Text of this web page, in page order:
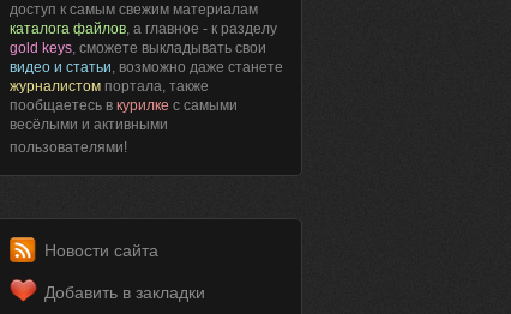
доступ к самым свежим материалам
каталога файлов, а главное - к разделу
gold keys, сможете выкладывать свои
видео и статьи, возможно даже станете
журналистом портала, также
пообщаетесь в курилке с самыми
весёлыми и активными
пользователями!
Новости сайта
Добавить в закладки